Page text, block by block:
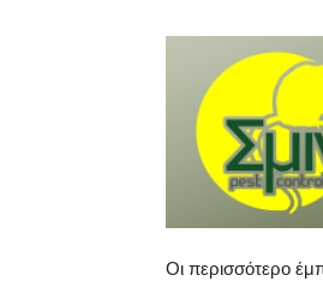
Οι περισσότερο